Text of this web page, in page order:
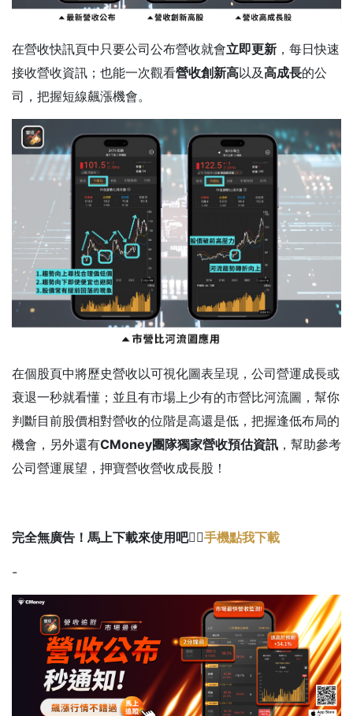
在營收快訊頁中只要公司公布營收就會立即更新 ，每日快速
接收營收資訊；也能一次觀看營收創新高以及高成長的公
司，把握短線飆漲機會。
在個股頁中將歷史營收以可視化圖表呈現，公司營運成長或
衰退一秒就看懂；並且有市場上少有的市營比河流圖，幫你
判斷目前股價相對營收的位階是高還是低，把握逢低布局的
機會，另外還有CMoney團隊獨家營收預估資訊 ，幫助參考
公司營運展望，押寶營收營收成長股！
完全無廣告！馬上下載來使用吧👉🏻手機點我下載
-